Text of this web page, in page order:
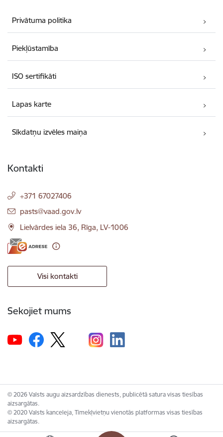
Privātuma politika
Piekļūstamība
ISO sertifikāti
Lapas karte
Sīkdatņu izvēles maiņa
Kontakti
+371 67027406
E-pasts:
pasts@vaad.gov.lv
Lielvārdes iela 36, Rīga, LV-1006
Visi kontakti
Sekojiet mums
© 2026 Valsts augu aizsardzības dienests, publicētā satura visas tiesības
aizsargātas.
© 2020 Valsts kanceleja, Tīmekļvietņu vienotās platformas visas tiesības
aizsargātas.